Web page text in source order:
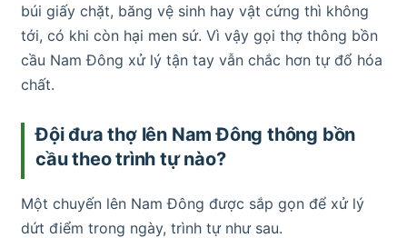
búi giấy chặt, băng vệ sinh hay vật cứng thì không
tới, có khi còn hại men sứ. Vì vậy gọi thợ thông bồn
cầu Nam Đông xử lý tận tay vẫn chắc hơn tự đổ hóa
chất.
Đội đưa thợ lên Nam Đông thông bồn
cầu theo trình tự nào?
Một chuyến lên Nam Đông được sắp gọn để xử lý
dứt điểm trong ngày, trình tự như sau.